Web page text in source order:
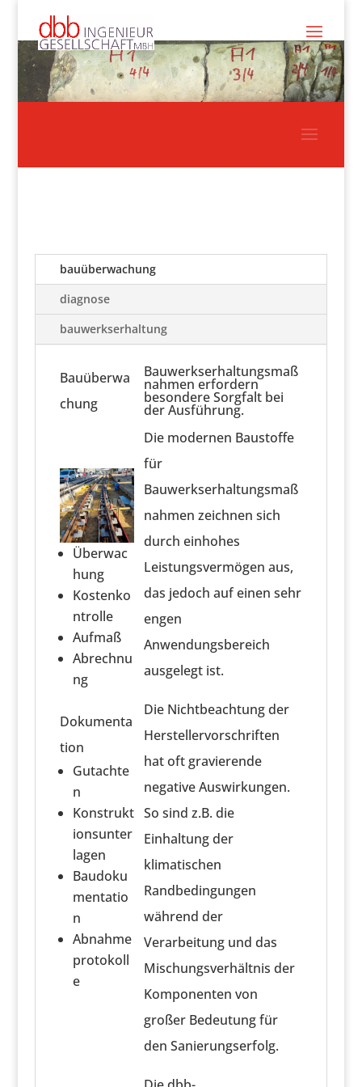
bauüberwachung
diagnose
bauwerkserhaltung
Bauüberwa
chung
Überwac
hung
Kostenko
ntrolle
Aufmaß
Abrechnu
ng
Dokumenta
tion
Gutachte
n
Konstrukt
ionsunter
lagen
Baudoku
mentatio
n
Abnahme
protokoll
e
Bauwerkserhaltungsmaß
nahmen erfordern
besondere Sorgfalt bei
der Ausführung.
Die modernen Baustoffe
für
Bauwerkserhaltungsmaß
nahmen zeichnen sich
durch einhohes
Leistungsvermögen aus,
das jedoch auf einen sehr
engen
Anwendungsbereich
ausgelegt ist.
Die Nichtbeachtung der
Herstellervorschriften
hat oft gravierende
negative Auswirkungen.
So sind z.B. die
Einhaltung der
klimatischen
Randbedingungen
während der
Verarbeitung und das
Mischungsverhältnis der
Komponenten von
großer Bedeutung für
den Sanierungserfolg.